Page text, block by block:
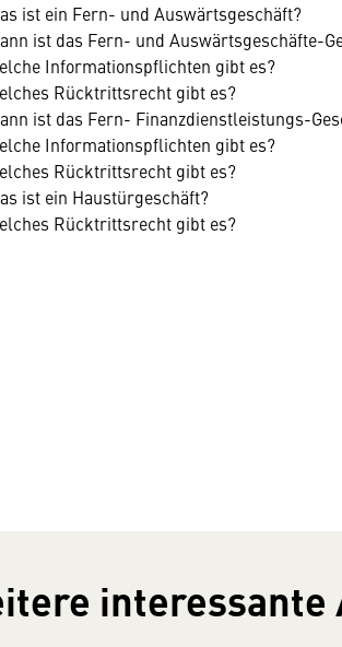
ist ein Fern- und Auswärtsgeschäft?
ist das Fern- und Auswärtsgeschäfte-
Informationspflichten gibt es?
Rücktrittsrecht gibt es?
ist das Fern- Finanzdienstleistungs-
Informationspflichten gibt es?
Rücktrittsrecht gibt es?
ist ein Haustürgeschäft?
Rücktrittsrecht gibt es?